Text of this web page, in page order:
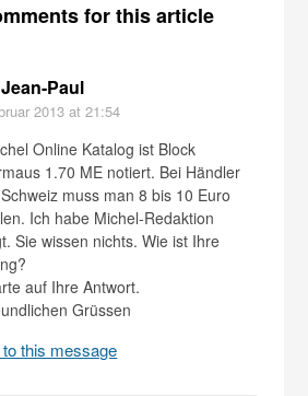
for this article
Paul
2013 at 21:54
Online Katalog ist Block
1.70 ME notiert. Bei Händler
muss man 8 bis 10 Euro
Ich habe Michel-Redaktion
Sie wissen nichts. Wie ist Ihre
auf Ihre Antwort.
Grüssen
this message